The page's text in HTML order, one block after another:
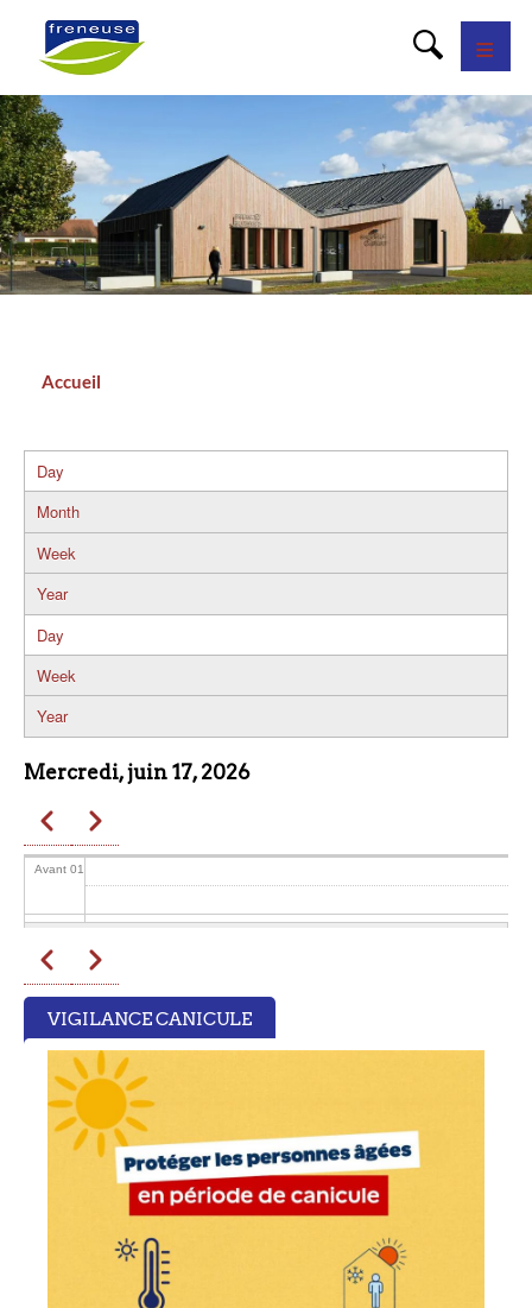
Accueil
Primary
tabs
Day
Month
Week
Year
Day
Week
Year
Mercredi, juin 17, 2026
Pagination
PrécédentSuivant
Avant 01
01
02
03
04
05
Pagination
PrécédentSuivant
VIGILANCE CANICULE